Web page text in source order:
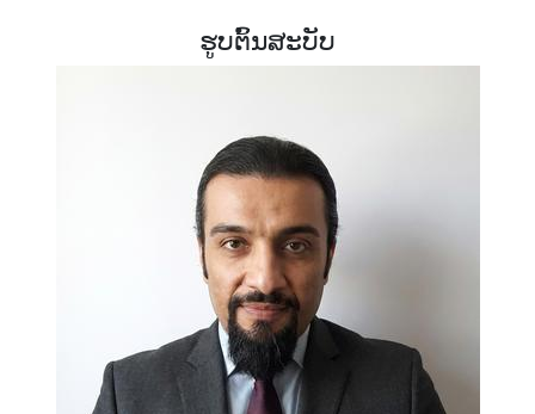
ຮູບຕົ້ນສະບັບ